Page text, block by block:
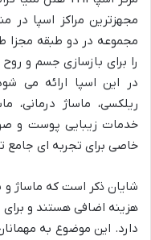
مجهزترین مراکز اسپا
مجموعه در دو طبقه مجزا
را برای بازسازی جسم و
در این اسپا ارائه می
ریلکسی، ماساژ درمانی،
خدمات زیبایی پوست و
خاصی برای تجربه ای
شایان ذکر است که ماساژ
هزینه اضافی هستند و برای
دارد. این موضوع به